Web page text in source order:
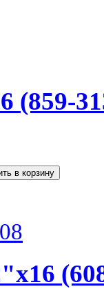
(859-